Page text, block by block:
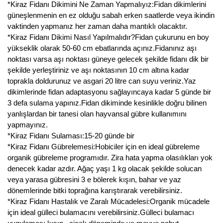
*Kiraz Fidanı Dikimini Ne Zaman Yapmalıyız:Fidan dikimlerini
güneşlenmenin en ez olduğu sabah erken saatlerde veya ikindin
vaktinden yapmanız her zaman daha mantıklı olacaktır.
*Kiraz Fidanı Dikimi Nasıl Yapılmalıdır?Fidan çukurunu en boy
yükseklik olarak 50-60 cm ebatlarında açınız.Fidanınız aşı
noktası varsa aşı noktası güneye gelecek şekilde fidanı dik bir
şekilde yerleştiriniz ve aşı noktasının 10 cm altına kadar
toprakla doldurunuz ve asgari 20 litre can suyu veriniz.Yaz
dikimlerinde fidan adaptasyonu sağlayıncaya kadar 5 günde bir
3 defa sulama yapınız.Fidan dikiminde kesinlikle doğru bilinen
yanlışlardan bir tanesi olan hayvansal gübre kullanımını
yapmayınız.
*Kiraz Fidanı Sulaması:15-20 günde bir
*Kiraz Fidanı Gübrelemesi:Hobiciler için en ideal gübreleme
organik gübreleme programıdır. Zira hata yapma olasılıkları yok
denecek kadar azdır. Ağaç yaşı 1 kg olacak şekilde solucan
veya yarasa gübresini 3 e bölerek kışın, bahar ve yaz
dönemlerinde bitki toprağına karıştırarak verebilirsiniz.
*Kiraz Fidanı Hastalık ve Zaralı Mücadelesi:Organik mücadele
için ideal gülleci bulamacını verebilirsiniz.Gülleci bulamacı